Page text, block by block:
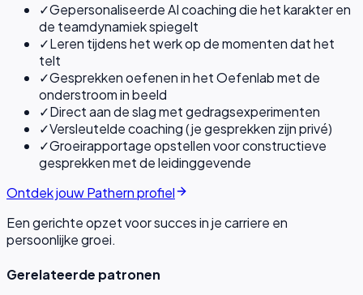
✓Gepersonaliseerde AI coaching die het karakter en
de teamdynamiek spiegelt
✓Leren tijdens het werk op de momenten dat het
telt
✓Gesprekken oefenen in het Oefenlab met de
onderstroom in beeld
✓Direct aan de slag met gedragsexperimenten
✓Versleutelde coaching (je gesprekken zijn privé)
✓Groeirapportage opstellen voor constructieve
gesprekken met de leidinggevende
Ontdek jouw Pathern profiel
Een gerichte opzet voor succes in je carriere en
persoonlijke groei.
Gerelateerde patronen